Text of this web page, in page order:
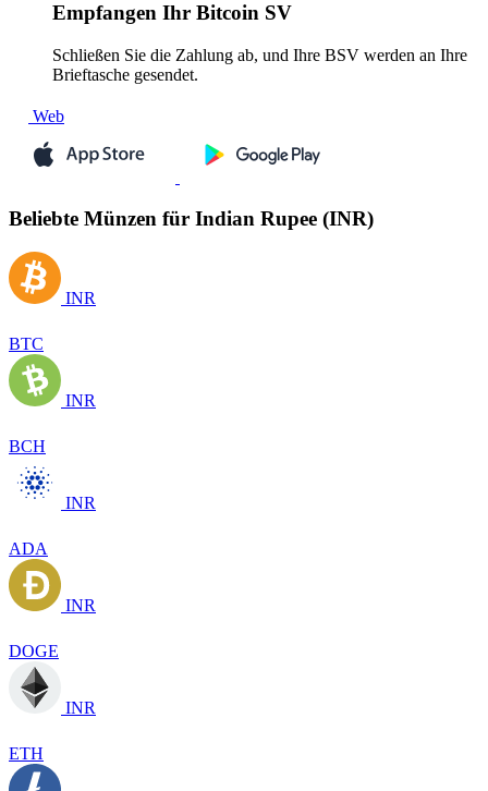
Empfangen Ihr Bitcoin SV
Schließen Sie die Zahlung ab, und Ihre BSV werden an Ihre
Brieftasche gesendet.
Web
Beliebte Münzen für Indian Rupee (INR)
INR
BTC
INR
BCH
INR
ADA
INR
DOGE
INR
ETH